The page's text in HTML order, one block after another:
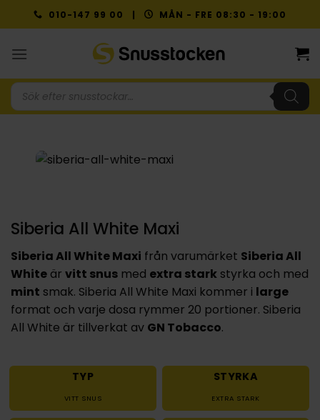
to
010-147 99 00 | MÅN - FRE 08:30 - 19:00
Produktsökning
Siberia All White Maxi
Siberia All White Maxi från varumärket Siberia All
White är vitt snus med extra stark styrka och med
mint smak. Siberia All White Maxi kommer i large
format och varje dosa rymmer 20 portioner. Siberia
All White är tillverkat av GN Tobacco.
TYP
VITT SNUS
STYRKA
EXTRA STARK